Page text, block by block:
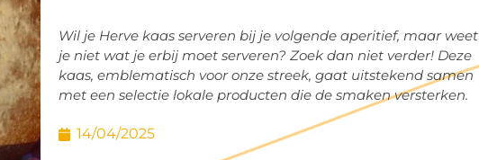
Wil je Herve kaas serveren bij je volgende aperitief, maar weet
je niet wat je erbij moet serveren? Zoek dan niet verder! Deze
kaas, emblematisch voor onze streek, gaat uitstekend samen
met een selectie lokale producten die de smaken versterken.
14/04/2025